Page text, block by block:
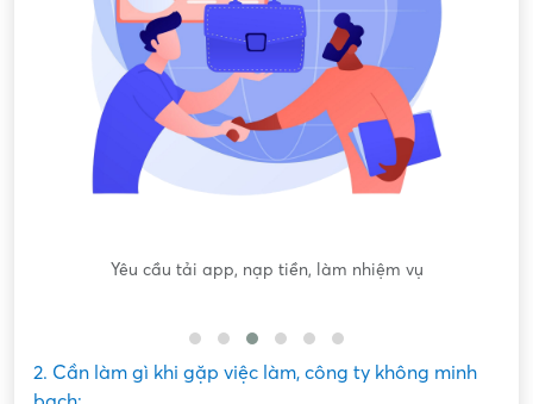
Yêu cầu tải app, nạp tiền, làm nhiệm vụ
2. Cần làm gì khi gặp việc làm, công ty không minh